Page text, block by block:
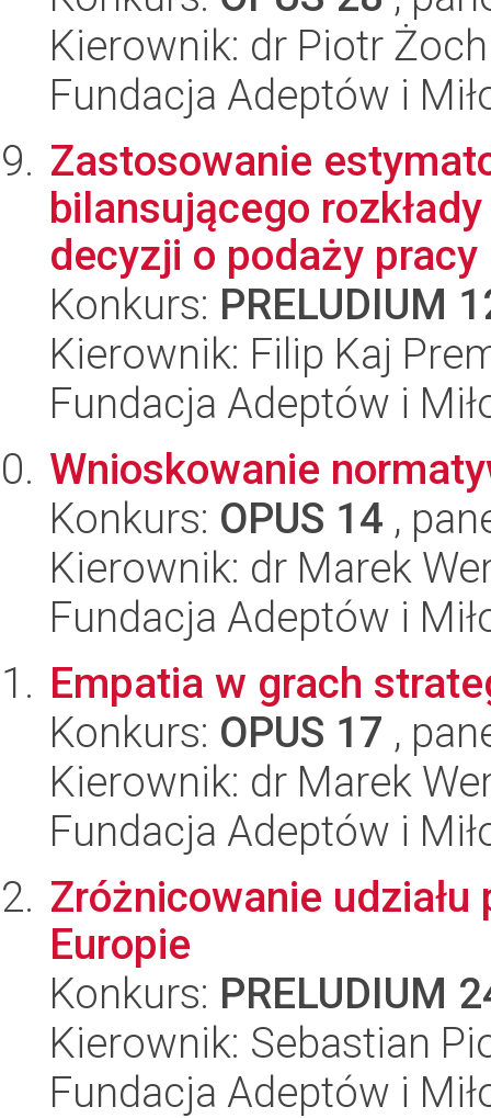
Kierownik: dr Piotr Żoch
Fundacja Adeptów i
Zastosowanie
bilansującego
decyzji o podaży
Konkurs: PRELUDIUM
Kierownik: Filip Kaj
Fundacja Adeptów i
Wnioskowanie
Konkurs: OPUS 14 ,
Kierownik: dr Marek
Fundacja Adeptów i
Empatia w grach
Konkurs: OPUS 17 ,
Kierownik: dr Marek
Fundacja Adeptów i
Zróżnicowanie
Europie
Konkurs: PRELUDIUM
Kierownik: Sebastian
Fundacja Adeptów i